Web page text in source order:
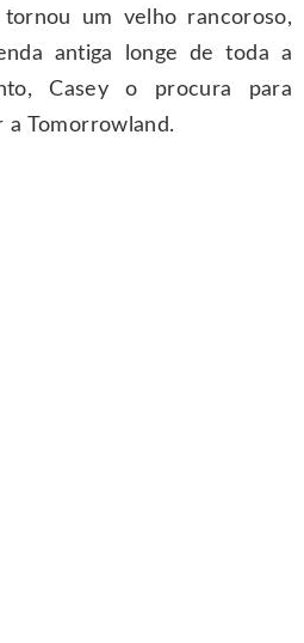
um velho rancoroso,
antiga longe de toda a
Casey o procura para
a Tomorrowland.